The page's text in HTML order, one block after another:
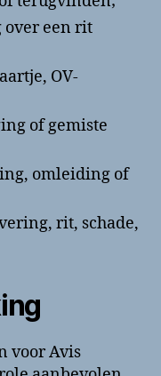
over een rit
OV-
of gemiste
omleiding of
rit, schade,
voor Avis